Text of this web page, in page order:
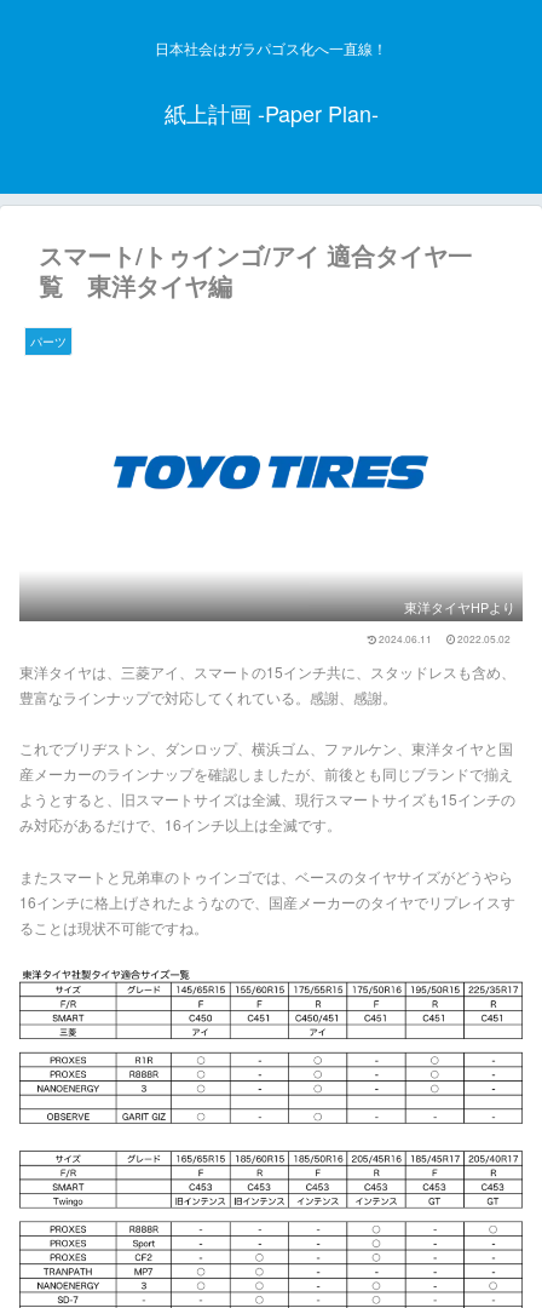
日本社会はガラパゴス化へ一直線！
紙上計画 -Paper Plan-
スマート/トゥインゴ/アイ 適合タイヤ一
覧 東洋タイヤ編
パーツ
東洋タイヤHPより
2024.06.11 2022.05.02
東洋タイヤは、三菱アイ、スマートの15インチ共に、スタッドレスも含め、
豊富なラインナップで対応してくれている。感謝、感謝。
これでブリヂストン、ダンロップ、横浜ゴム、ファルケン、東洋タイヤと国
産メーカーのラインナップを確認しましたが、前後とも同じブランドで揃え
ようとすると、旧スマートサイズは全滅、現行スマートサイズも15インチの
み対応があるだけで、16インチ以上は全滅です。
またスマートと兄弟車のトゥインゴでは、ベースのタイヤサイズがどうやら
16インチに格上げされたようなので、国産メーカーのタイヤでリプレイスす
ることは現状不可能ですね。